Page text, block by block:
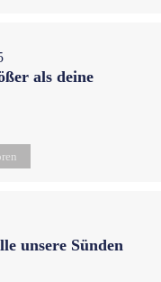
als deine
unsere Sünden